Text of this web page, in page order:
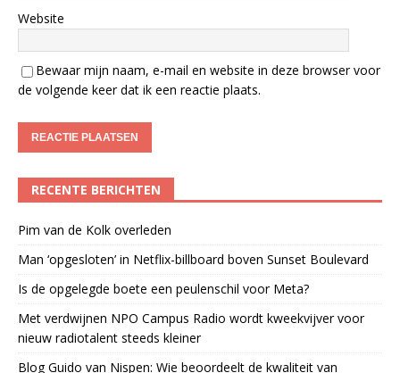
Website
Bewaar mijn naam, e-mail en website in deze browser voor
de volgende keer dat ik een reactie plaats.
RECENTE BERICHTEN
Pim van de Kolk overleden
Man ‘opgesloten’ in Netflix-billboard boven Sunset Boulevard
Is de opgelegde boete een peulenschil voor Meta?
Met verdwijnen NPO Campus Radio wordt kweekvijver voor
nieuw radiotalent steeds kleiner
Blog Guido van Nispen: Wie beoordeelt de kwaliteit van